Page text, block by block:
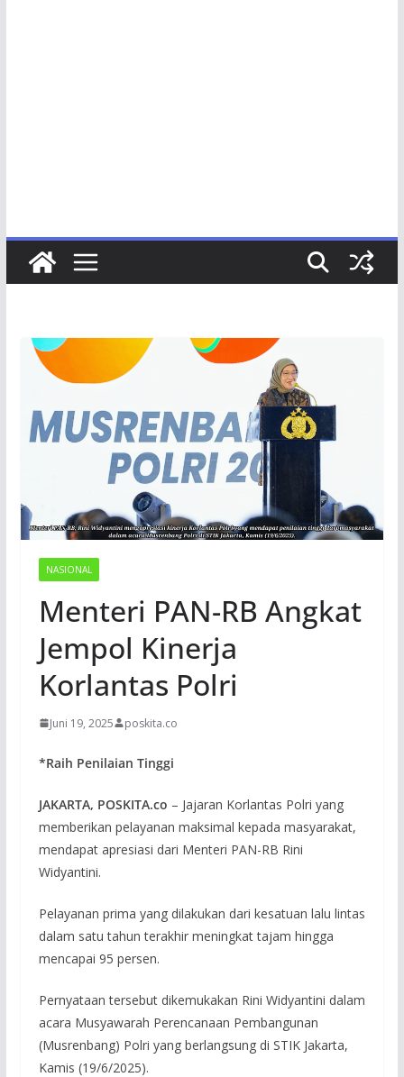
NASIONAL
Menteri PAN-RB Angkat
Jempol Kinerja
Korlantas Polri
Juni 19, 2025 poskita.co
*Raih Penilaian Tinggi
JAKARTA, POSKITA.co – Jajaran Korlantas Polri yang
memberikan pelayanan maksimal kepada masyarakat,
mendapat apresiasi dari Menteri PAN-RB Rini
Widyantini.
Pelayanan prima yang dilakukan dari kesatuan lalu lintas
dalam satu tahun terakhir meningkat tajam hingga
mencapai 95 persen.
Pernyataan tersebut dikemukakan Rini Widyantini dalam
acara Musyawarah Perencanaan Pembangunan
(Musrenbang) Polri yang berlangsung di STIK Jakarta,
Kamis (19/6/2025).